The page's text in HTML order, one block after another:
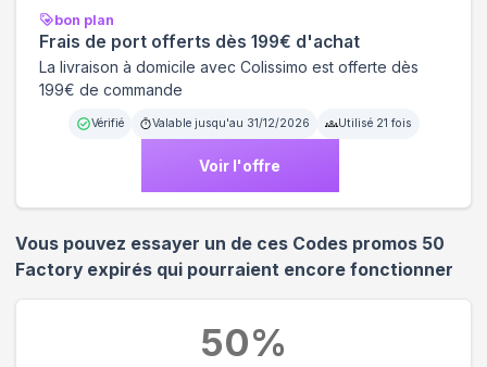
bon plan
Frais de port offerts dès 199€ d'achat
La livraison à domicile avec Colissimo est offerte dès
199€ de commande
Vérifié Valable jusqu'au 31/12/2026 Utilisé 21 fois
Voir l'offre
Vous pouvez essayer un de ces Codes promos 50
Factory expirés qui pourraient encore fonctionner
50%